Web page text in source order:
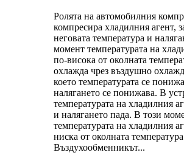
Ролята на автомобилния
компресира хладилния агент,
неговата температура и
момент температурата на
по-висока от околната
охлажда чрез въздушно
което температурата се
налягането се понижава. В
температурата на хладилния
и налягането пада. В този
температурата на хладилния
ниска от околната
Въздухообменникът...